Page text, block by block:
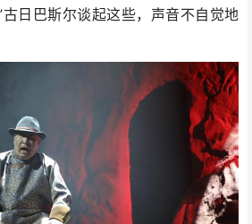
日巴斯尔谈起这些，声音不自觉地